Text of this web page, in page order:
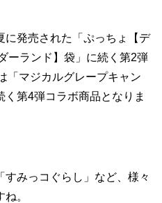
に発売された「ぷっちょ【デ
ーランド】袋」に続く第2弾
「マジカルグレープキャン
第4弾コラボ商品となりま
すみっコぐらし」など、様々
。